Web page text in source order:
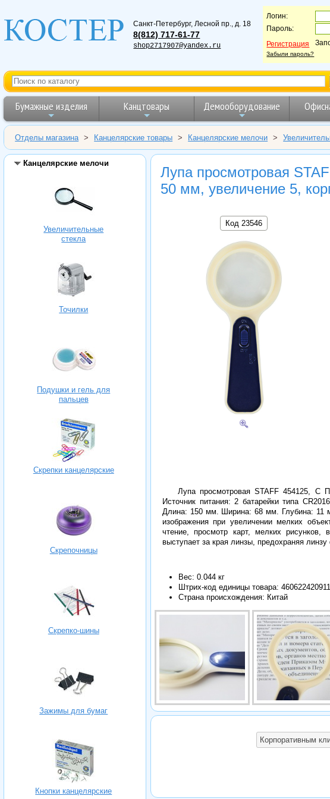
Санкт-Петербург, Лесной пр., д. 18
8(812) 717-61-77
shop2717907@yandex.ru
Логин:
Пароль:
Регистрация
Забыли пароль?
Бумажные изделия Канцтовары Демооборудование
Отделы магазина > Канцелярские товары > Канцелярские мелочи >
Канцелярские мелочи
Увеличительные
стекла
Точилки
Подушки и гель для
пальцев
Скрепки канцелярские
Скрепочницы
Скрепко-шины
Зажимы для бумаг
Кнопки канцелярские
Лупа просмотровая
50 мм, увеличение 5,
Код 23546
Лупа просмотровая STAFF 454125,
Источник питания: 2 батарейки типа
Длина: 150 мм. Ширина: 68 мм. Глубина: 11
изображения при увеличении мелких
чтение, просмотр карт, мелких
выступает за края линзы, предохраняя линзу
Вес: 0.044 кг
Штрих-код единицы товара:
Страна происхождения: Китай
Корпоративным